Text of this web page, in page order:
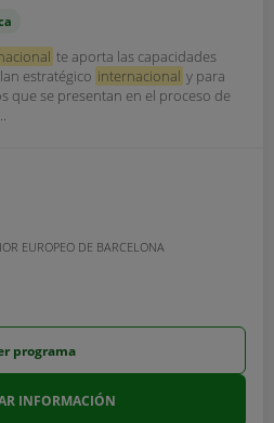
te aporta las capacidades
estratégico internacional y para
que se presentan en el proceso de
EUROPEO DE BARCELONA
programa
INFORMACIÓN